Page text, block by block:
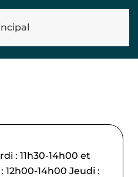
: 11h30-14h00 et
14h00 Jeudi :